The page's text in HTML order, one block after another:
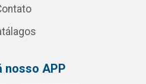
nosso APP